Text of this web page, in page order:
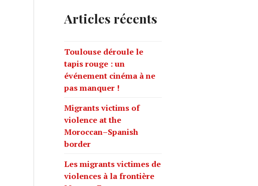
Articles récents
Toulouse déroule le
tapis rouge : un
événement cinéma à ne
pas manquer !
Migrants victims of
violence at the
Moroccan–Spanish
border
Les migrants victimes de
violences à la frontière